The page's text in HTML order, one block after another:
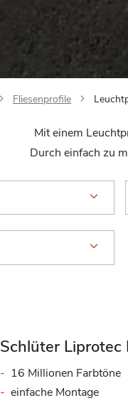
Fliesenprofile
Mit einem
Durch einfach zu
Schlüter Liprotec
16 Millionen Farbtöne
einfache Montage